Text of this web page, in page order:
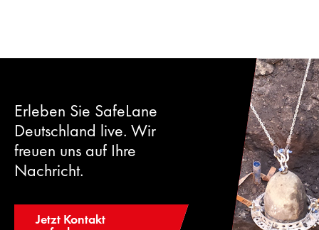
Erleben Sie SafeLane
Deutschland live. Wir
freuen uns auf Ihre
Nachricht.
Jetzt Kontakt